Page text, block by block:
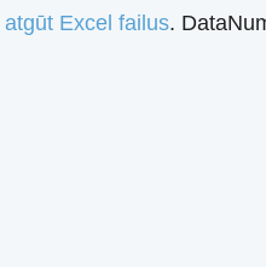
atgūt Excel failus.